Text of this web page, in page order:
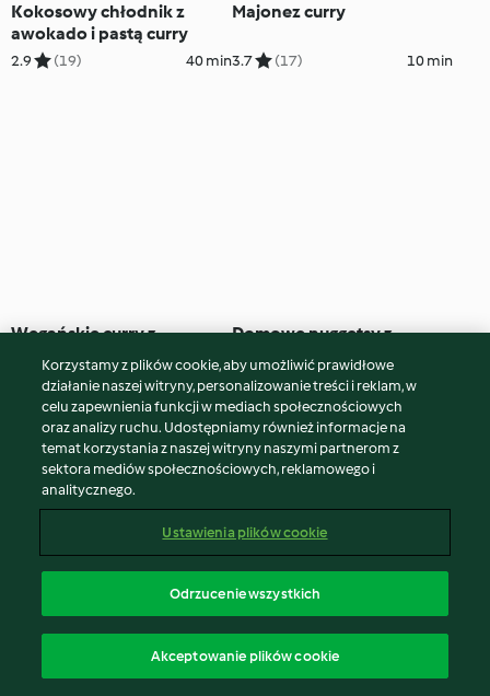
Kokosowy chłodnik z
awokado i pastą curry
2.9 (19) 40 min
Majonez curry
3.7 (17) 10 min
Wegańskie curry z
(10) 50 min
Domowe nuggetsy z
dwoma sosami
4.9 (14.2K) 40 min
Azjatycki ryż z warzywami Pizza z kurczakiem
tandoori
Korzystamy z plików cookie, aby umożliwić prawidłowe
działanie naszej witryny, personalizowanie treści i reklam, w
celu zapewnienia funkcji w mediach społecznościowych
oraz analizy ruchu. Udostępniamy również informacje na
temat korzystania z naszej witryny naszymi partnerom z
sektora mediów społecznościowych, reklamowego i
analitycznego.
Ustawienia plików cookie
Odrzucenie wszystkich
Akceptowanie plików cookie